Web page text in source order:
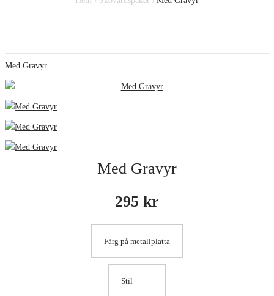
Med Gravyr
Med Gravyr
295 kr